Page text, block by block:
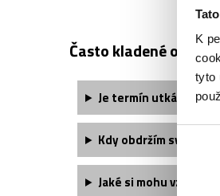
K
tyto
Často kladené otázky:
Je termín utkání
Kdy obdržím své
Jaké si mohu vzít